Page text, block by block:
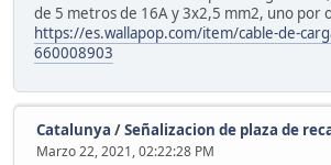
de 5 metros de 16A y 3x2,5 mm2, uno por
https://es.wallapop.com/item/cable-de-
660008903
Catalunya /Señalizacion de plaza de
Marzo 22, 2021, 02:22:28 PM